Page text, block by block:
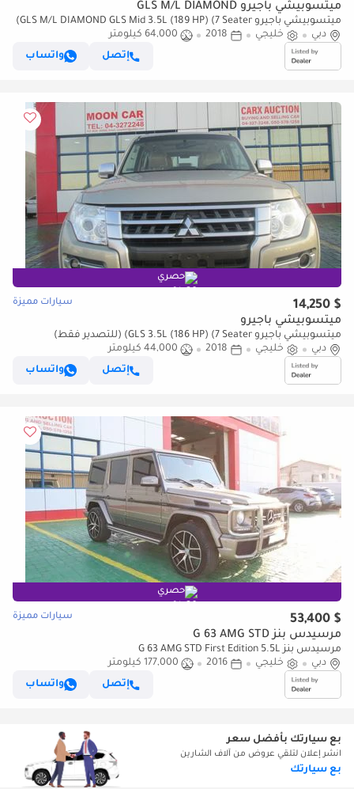
ميتسوبيشي باجيرو GLS M/L DIAMOND
ميتسوبيشي باجيرو GLS M/L DIAMOND GLS Mid 3.5L (189 HP) (7 Seater)
(للتصدير فقط)
دبي خليجي 2018
64,000 كيلومتر
إتصل
واتساب
حصري
$ 14,250 سيارات مميزة
ميتسوبيشي باجيرو
ميتسوبيشي باجيرو GLS 3.5L (186 HP) (7 Seater) (للتصدير فقط)
دبي
خليجي 2018
44,000 كيلومتر
إتصل
واتساب
حصري
$ 53,400 سيارات مميزة
مرسيدس بنز G 63 AMG STD
مرسيدس بنز G 63 AMG STD First Edition 5.5L
دبي
خليجي 2016
177,000 كيلومتر
إتصل
واتساب
بع سيارتك بأفضل سعر
انشر إعلان لتلقي عروض من آلاف الشارين
بع سيارتك